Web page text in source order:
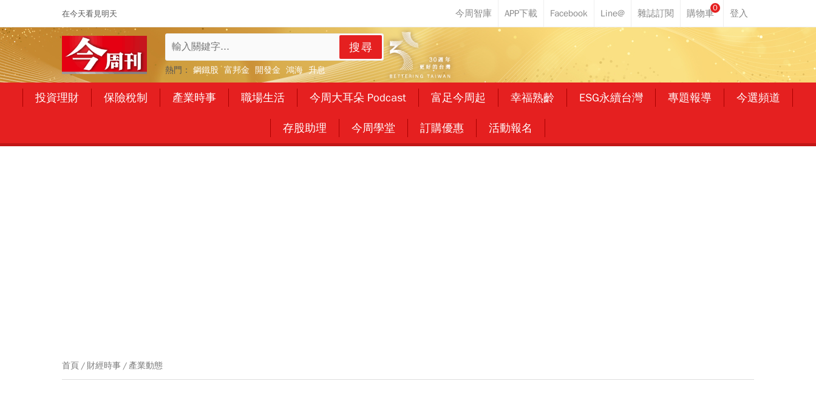
在今天看見明天
0
搜尋
熱門： 鋼鐵股 富邦金 開發金 鴻海 升息
投資理財 保險稅制 產業時事 職場生活 今周大耳朵 Podcast 富足今周起 幸福熟齡 ESG永續台灣 專題報導 今選頻道
存股助理 今周學堂 訂購優惠 活動報名
首頁 財經時事 產業動態